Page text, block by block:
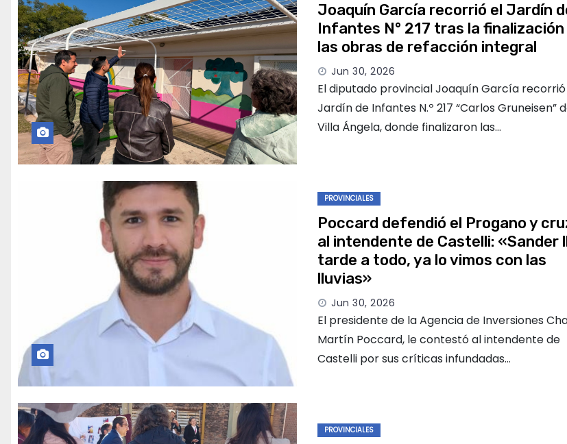
Joaquín García recorrió el Jardín
Infantes N° 217 tras la finalización
las obras de refacción integral
Jun 30, 2026
El diputado provincial Joaquín García
Jardín de Infantes N.º 217 “Carlos Gruneisen”
Villa Ángela, donde finalizaron las…
PROVINCIALES
Poccard defendió el Progano y
al intendente de Castelli: «Sander
tarde a todo, ya lo vimos con las
lluvias»
Jun 30, 2026
El presidente de la Agencia de Inversiones
Martín Poccard, le contestó al intendente de
Castelli por sus críticas infundadas…
PROVINCIALES